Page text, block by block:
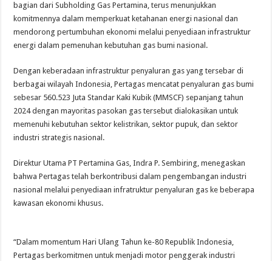
Adopsi Kendaraan Listrik Tumbuh, 21.865 Pelanggan Baru Gunakan Home
bagian dari Subholding Gas Pertamina, terus menunjukkan
komitmennya dalam memperkuat ketahanan energi nasional dan
mendorong pertumbuhan ekonomi melalui penyediaan infrastruktur
energi dalam pemenuhan kebutuhan gas bumi nasional.
Dengan keberadaan infrastruktur penyaluran gas yang tersebar di
berbagai wilayah Indonesia, Pertagas mencatat penyaluran gas bumi
sebesar 560.523 Juta Standar Kaki Kubik (MMSCF) sepanjang tahun
2024 dengan mayoritas pasokan gas tersebut dialokasikan untuk
memenuhi kebutuhan sektor kelistrikan, sektor pupuk, dan sektor
industri strategis nasional.
Direktur Utama PT Pertamina Gas, Indra P. Sembiring, menegaskan
bahwa Pertagas telah berkontribusi dalam pengembangan industri
nasional melalui penyediaan infratruktur penyaluran gas ke beberapa
kawasan ekonomi khusus.
“Dalam momentum Hari Ulang Tahun ke-80 Republik Indonesia,
Pertagas berkomitmen untuk menjadi motor penggerak industri